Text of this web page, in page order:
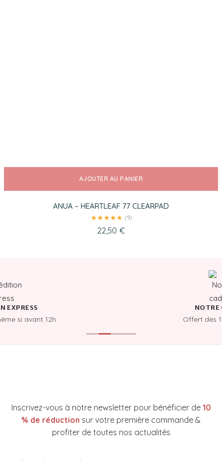
AJOUTER AU PANIER
ANUA – HEARTLEAF 77 CLEARPAD
★★★★★ (9)
22,50 €
EXPRESS
si avant 12h
NOTRE
Offert dès
Inscrivez-vous à notre newsletter pour bénéficier de 10
% de réduction sur votre première commande &
profiter de toutes nos actualités